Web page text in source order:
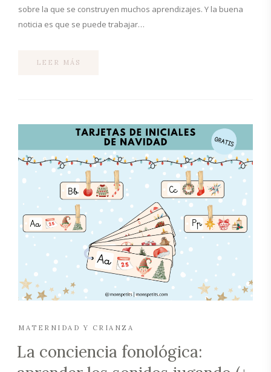
sobre la que se construyen muchos aprendizajes. Y la buena
noticia es que se puede trabajar…
LEER MÁS
MATERNIDAD Y CRIANZA
La conciencia fonológica: